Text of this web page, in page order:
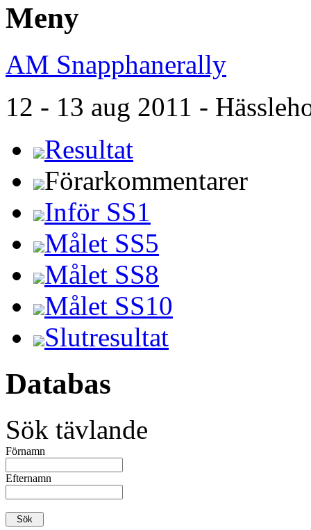
Meny
AM Snapphanerally
12 - 13 aug 2011 -
Resultat
Förarkommentarer
Inför SS1
Målet SS5
Målet SS8
Målet SS10
Slutresultat
Databas
Sök tävlande
Förnamn
Efternamn